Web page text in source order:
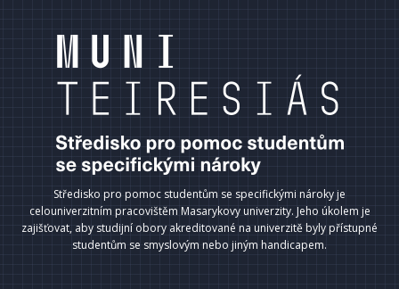
Středisko pro pomoc studentům se specifickými nároky je
celouniverzitním pracovištěm Masarykovy univerzity. Jeho úkolem je
zajišťovat, aby studijní obory akreditované na univerzitě byly přístupné
studentům se smyslovým nebo jiným handicapem.